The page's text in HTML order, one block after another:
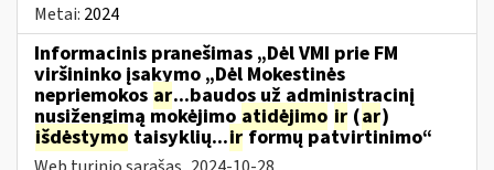
Metai: 2024
Informacinis pranešimas „Dėl VMI prie FM
viršininko įsakymo „Dėl Mokestinės
nepriemokos ar...baudos už administracinį
nusižengimą mokėjimo atidėjimo ir (ar)
išdėstymo taisyklių...irformų patvirtinimo“